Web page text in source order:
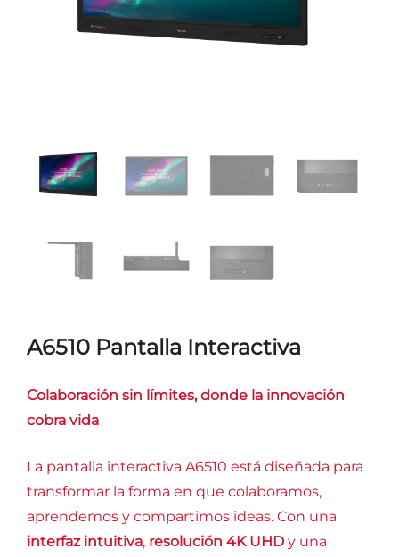
A6510 Pantalla Interactiva
Colaboración sin límites, donde la innovación
cobra vida
La pantalla interactiva A6510 está diseñada para
transformar la forma en que colaboramos,
aprendemos y compartimos ideas. Con una
interfaz intuitiva, resolución 4K UHD y una